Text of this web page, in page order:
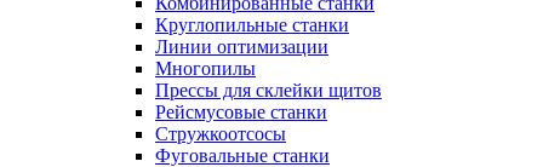
Круглопильные станки
Линии оптимизации
Многопилы
Прессы для склейки щитов
Рейсмусовые станки
Стружкоотсосы
Фуговальные станки